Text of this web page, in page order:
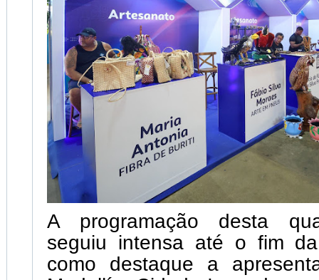
A programação desta
seguiu intensa até o fim
como destaque a